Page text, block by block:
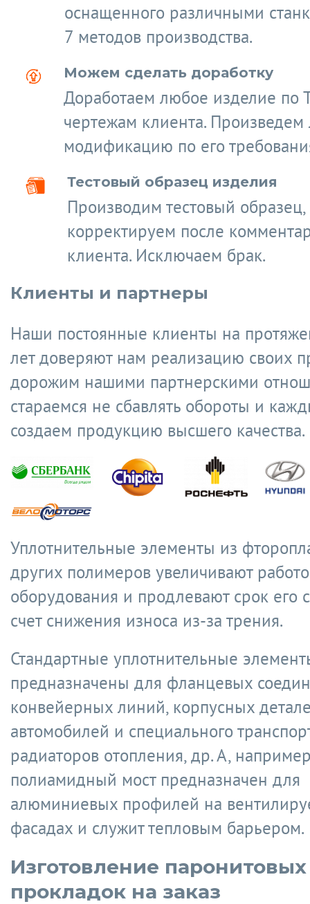
оснащенного различными
7 методов производства.
Можем сделать доработку
Доработаем любое изделие по
чертежам клиента.
модификацию по его
Тестовый образец изделия
Производим тестовый образец,
корректируем после
клиента. Исключаем брак.
Клиенты и партнеры
Наши постоянные клиенты на
лет доверяют нам реализацию своих
дорожим нашими партнерскими
стараемся не сбавлять обороты и
создаем продукцию высшего качества.
Уплотнительные элементы из
других полимеров увеличивают
оборудования и продлевают срок его
счет снижения износа из-за трения.
Стандартные уплотнительные
предназначены для фланцевых
конвейерных линий, корпусных
автомобилей и специального
радиаторов отопления, др. А,
полиамидный мост предназначен для
алюминиевых профилей на
фасадах и служит тепловым барьером.
Изготовление паронитовых
прокладок на заказ